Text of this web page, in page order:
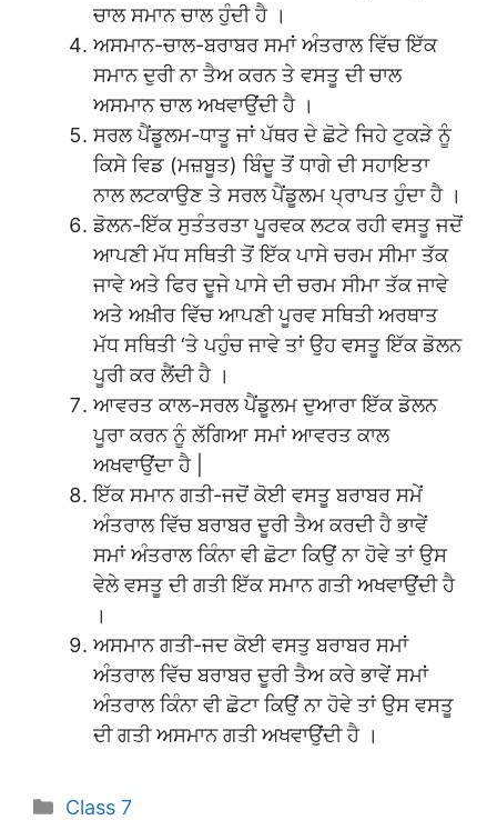
ਚਾਲ ਸਮਾਨ ਚਾਲ ਹੁੰਦੀ ਹੈ ।
ਅਸਮਾਨ-ਚਾਲ-ਬਰਾਬਰ ਸਮਾਂ ਅੰਤਰਾਲ ਵਿੱਚ ਇੱਕ
ਸਮਾਨ ਦੁਰੀ ਨਾ ਤੈਅ ਕਰਨ ਤੇ ਵਸਤੂ ਦੀ ਚਾਲ
ਅਸਮਾਨ ਚਾਲ ਅਖਵਾਉਂਦੀ ਹੈ ।
ਸਰਲ ਪੈਂਡੂਲਮ-ਧਾਤੂ ਜਾਂ ਪੱਥਰ ਦੇ ਛੋਟੇ ਜਿਹੇ ਟੁਕੜੇ ਨੂੰ
ਕਿਸੇ ਵਿਡ (ਮਜ਼ਬੂਤ) ਬਿੰਦੂ ਤੋਂ ਧਾਗੇ ਦੀ ਸਹਾਇਤਾ
ਨਾਲ ਲਟਕਾਉਣ ਤੇ ਸਰਲ ਪੈਂਡੂਲਮ ਪ੍ਰਾਪਤ ਹੁੰਦਾ ਹੈ ।
ਡੋਲਨ-ਇੱਕ ਸੁਤੰਤਰਤਾ ਪੂਰਵਕ ਲਟਕ ਰਹੀ ਵਸਤੂ ਜਦੋਂ
ਆਪਣੀ ਮੱਧ ਸਥਿਤੀ ਤੋਂ ਇੱਕ ਪਾਸੇ ਚਰਮ ਸੀਮਾ ਤੱਕ
ਜਾਵੇ ਅਤੇ ਫਿਰ ਦੂਜੇ ਪਾਸੇ ਦੀ ਚਰਮ ਸੀਮਾ ਤੱਕ ਜਾਵੇ
ਅਤੇ ਅਖ਼ੀਰ ਵਿੱਚ ਆਪਣੀ ਪੂਰਵ ਸਥਿਤੀ ਅਰਥਾਤ
ਮੱਧ ਸਥਿਤੀ ‘ਤੇ ਪਹੁੰਚ ਜਾਵੇ ਤਾਂ ਉਹ ਵਸਤੂ ਇੱਕ ਡੋਲਨ
ਪੂਰੀ ਕਰ ਲੈਂਦੀ ਹੈ ।
ਆਵਰਤ ਕਾਲ-ਸਰਲ ਪੈਂਡੂਲਮ ਦੁਆਰਾ ਇੱਕ ਡੋਲਨ
ਪੂਰਾ ਕਰਨ ਨੂੰ ਲੱਗਿਆ ਸਮਾਂ ਆਵਰਤ ਕਾਲ
ਅਖਵਾਉਂਦਾ ਹੈ |
ਇੱਕ ਸਮਾਨ ਗਤੀ-ਜਦੋਂ ਕੋਈ ਵਸਤੂ ਬਰਾਬਰ ਸਮੇਂ
ਅੰਤਰਾਲ ਵਿੱਚ ਬਰਾਬਰ ਦੂਰੀ ਤੈਅ ਕਰਦੀ ਹੈ ਭਾਵੇਂ
ਸਮਾਂ ਅੰਤਰਾਲ ਕਿੰਨਾ ਵੀ ਛੋਟਾ ਕਿਉਂ ਨਾ ਹੋਵੇ ਤਾਂ ਉਸ
ਵੇਲੇ ਵਸਤੂ ਦੀ ਗਤੀ ਇੱਕ ਸਮਾਨ ਗਤੀ ਅਖਵਾਉਂਦੀ ਹੈ
।
ਅਸਮਾਨ ਗਤੀ-ਜਦ ਕੋਈ ਵਸਤੁ ਬਰਾਬਰ ਸਮਾਂ
ਅੰਤਰਾਲ ਵਿੱਚ ਬਰਾਬਰ ਦੂਰੀ ਤੈਅ ਕਰੇ ਭਾਵੇਂ ਸਮਾਂ
ਅੰਤਰਾਲ ਕਿੰਨਾ ਵੀ ਛੋਟਾ ਕਿਉਂ ਨਾ ਹੋਵੇ ਤਾਂ ਉਸ ਵਸਤੂ
ਦੀ ਗਤੀ ਅਸਮਾਨ ਗਤੀ ਅਖਵਾਉਂਦੀ ਹੈ ।
Categories
Class 7